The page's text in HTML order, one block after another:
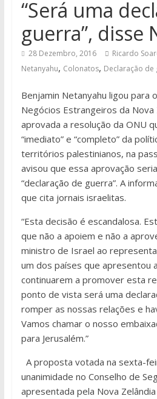
“Será uma
guerra”, disse
28 Dezembro, 2016 Ricardo
Netanyahu, Colonatos, Declaração de
Benjamin Netanyahu ligou para
Negócios Estrangeiros da
aprovada a resolução da ONU
“imediato” e “completo” da
territórios palestinianos, na
avisou que essa aprovação
“declaração de guerra”. A
que cita jornais israelitas.
“Esta decisão é escandalosa.
que não a apoiem e não a
ministro de Israel ao
um dos países que apresentou
continuarem a promover esta
ponto de vista será uma
romper as nossas relações e
Vamos chamar o nosso
para Jerusalém.”
A proposta votada na sexta-
unanimidade no Conselho de
apresentada pela Nova